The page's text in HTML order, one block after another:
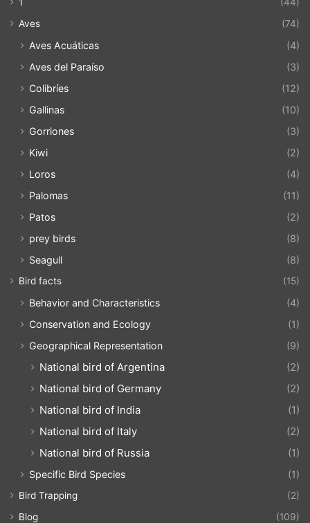
Aves
(74)
Aves Acuáticas
(4)
Aves del Paraíso
(3)
Colibríes
(12)
Gallinas
(10)
Gorriones
(3)
Kiwi
(2)
Loros
(4)
Palomas
(11)
Patos
(2)
prey birds
(8)
Seagull
(8)
Bird facts (15)
Behavior and Characteristics
(4)
Conservation and Ecology
(1)
Geographical Representation
(9)
National bird of Argentina
(2)
National bird of Germany
(2)
National bird of India
(1)
National bird of Italy
(2)
National bird of Russia
(1)
Specific Bird Species (1)
Bird Trapping
(2)
Blog
(109)